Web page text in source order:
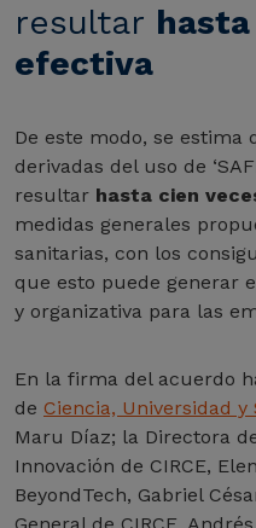
resultar
efectiva
De este modo, se estima
derivadas del uso de
resultar hasta cien
medidas generales
sanitarias, con los
que esto puede generar
y organizativa para las
En la firma del acuerdo
de Ciencia, Universidad
Maru Díaz; la Directora
Innovación de CIRCE,
BeyondTech, Gabriel